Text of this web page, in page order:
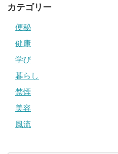
カテゴリー
便秘
健康
学び
暮らし
禁煙
美容
風流